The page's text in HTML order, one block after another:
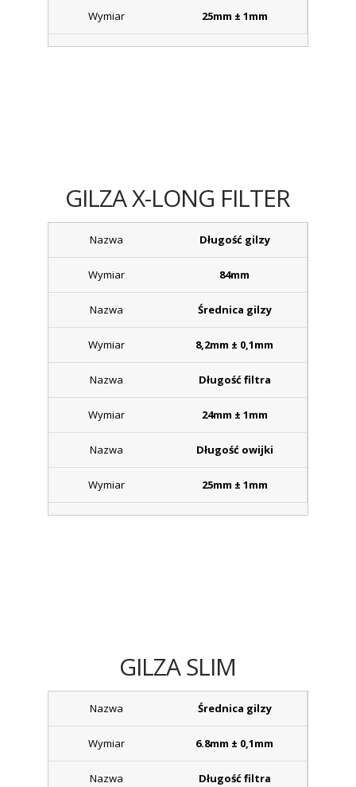
25mm ± 1mm
GILZA X-LONG FILTER
Długość gilzy
84mm
Średnica gilzy
8,2mm ± 0,1mm
Długość filtra
24mm ± 1mm
Długość owijki
25mm ± 1mm
GILZA SLIM
Średnica gilzy
6.8mm ± 0,1mm
Długość filtra